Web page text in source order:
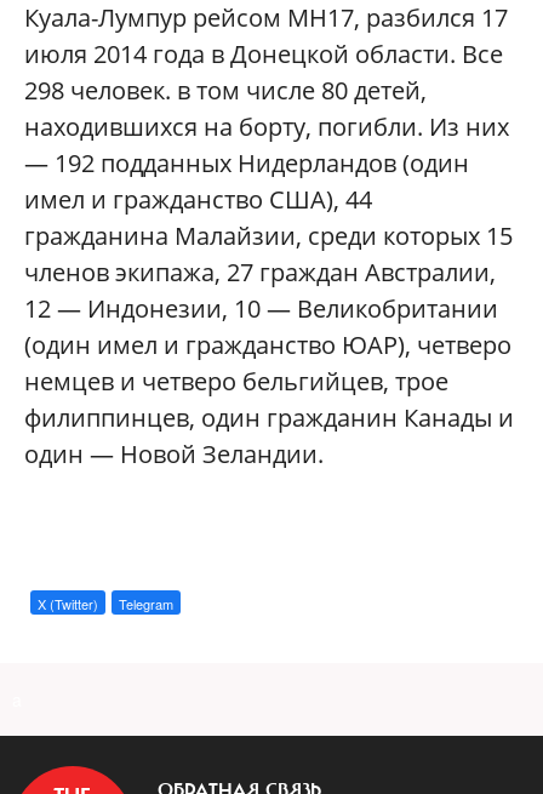
Куала-Лумпур рейсом MH17, разбился 17
июля 2014 года в Донецкой области. Все
298 человек. в том числе 80 детей,
находившихся на борту, погибли. Из них
— 192 подданных Нидерландов (один
имел и гражданство США), 44
гражданина Малайзии, среди которых 15
членов экипажа, 27 граждан Австралии,
12 — Индонезии, 10 — Великобритании
(один имел и гражданство ЮАР), четверо
немцев и четверо бельгийцев, трое
филиппинцев, один гражданин Канады и
один — Новой Зеландии.
X (Twitter) Telegram